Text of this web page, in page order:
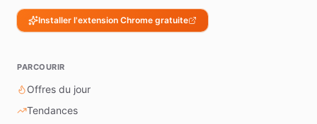
offres
Installer l'extension Chrome gratuite
PARCOURIR
Offres du jour
Tendances